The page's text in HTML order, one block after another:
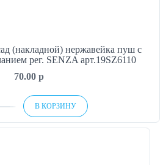
(накладной) нержавейка пуш с
рег. SENZA арт.19SZ6110
70.00 p
В КОРЗИНУ